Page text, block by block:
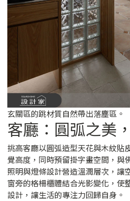
玄關區的跳材質自然帶出落塵區。
客廳：圓弧之美
挑高客廳以圓弧造型天花與木紋貼
覺高度，同時預留掛字畫空間，與
照明與燈條設計營造溫潤層次，讓
窗旁的格柵櫃體結合光影變化，使
設計，讓生活的專注力回歸自身。